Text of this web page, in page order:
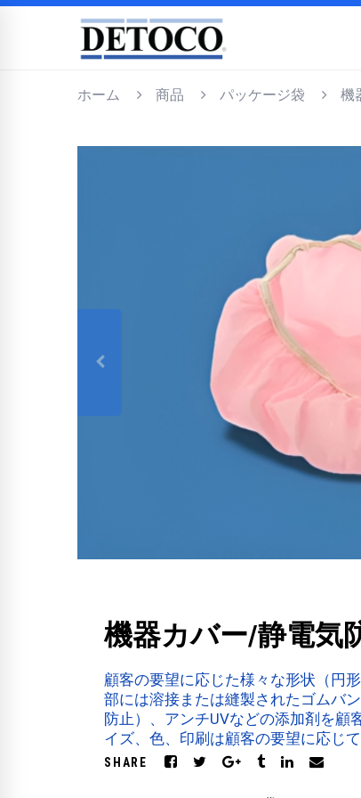
ホーム 商品 パッケージ袋 機
機器カバー/静電気
顧客の要望に応じた様々な形状（円
部には溶接または縫製されたゴムバ
防止）、アンチUVなどの添加剤を顧
イズ、色、印刷は顧客の要望に応じ
SHARE